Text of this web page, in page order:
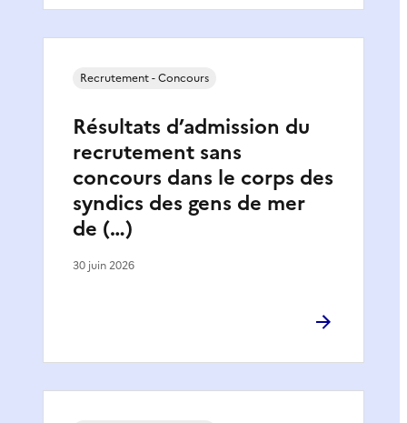
Résultats d’admission du
recrutement sans
concours dans le corps des
syndics des gens de mer
de (…)
Recrutement - Concours
30 juin 2026